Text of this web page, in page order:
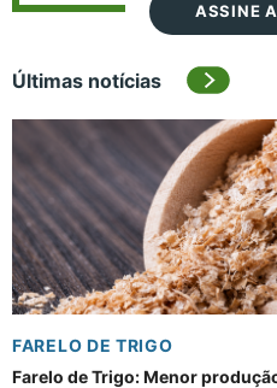
ASSINE
Últimas notícias
FARELO DE TRIGO
Farelo de Trigo: Menor